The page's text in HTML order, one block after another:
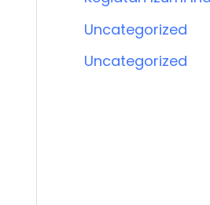
Uncategorized
Uncategorized